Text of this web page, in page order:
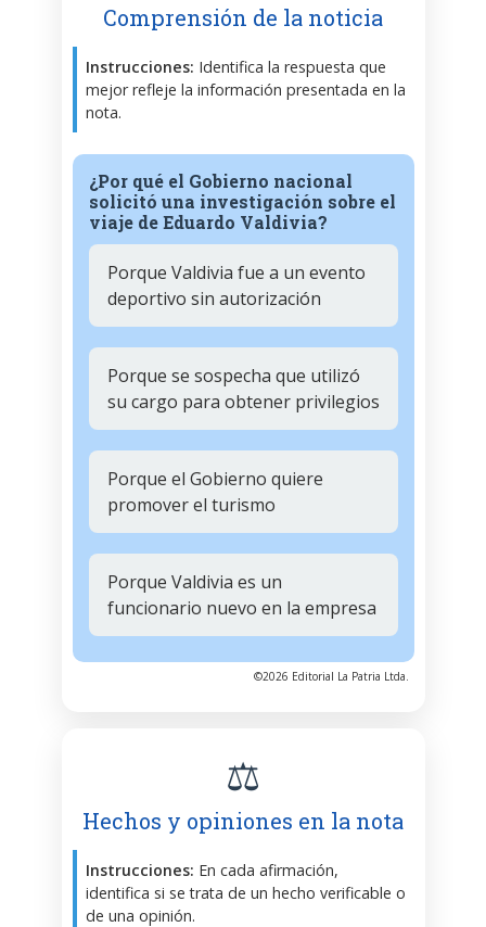
Comprensión de la noticia
Instrucciones: Identifica la respuesta que
mejor refleje la información presentada en la
nota.
¿Por qué el Gobierno nacional
solicitó una investigación sobre el
viaje de Eduardo Valdivia?
Porque Valdivia fue a un evento
deportivo sin autorización
Porque se sospecha que utilizó
su cargo para obtener privilegios
Porque el Gobierno quiere
promover el turismo
Porque Valdivia es un
funcionario nuevo en la empresa
©2026 Editorial La Patria Ltda.
⚖️
Hechos y opiniones en la nota
Instrucciones: En cada afirmación,
identifica si se trata de un hecho verificable o
de una opinión.